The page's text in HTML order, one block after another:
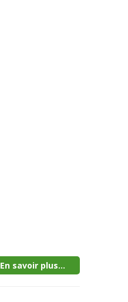
En savoir plus...